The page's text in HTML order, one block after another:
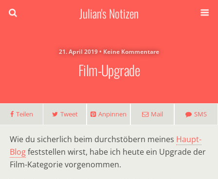
Julian's Notizen
21. April 2019 • Keine Kommentare
Film-Upgrade
Teilen Tweet Anpinnen Mail SMS
Wie du sicherlich beim durchstöbern meines Haupt-
Blogfeststellen wirst, habe ich heute ein Upgrade der
Film-Kategorie vorgenommen.